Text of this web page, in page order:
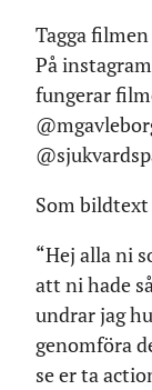
Tagga
På
fungerar
Som
“Hej alla ni
att ni hade
undrar jag
genomföra
se er ta